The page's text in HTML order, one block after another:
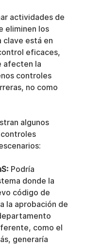
actividades de
eliminen los
clave está en
eficaces,
afecten la
controles
no como
algunos
Podría
donde la
código de
la aprobación de
como el
generaría